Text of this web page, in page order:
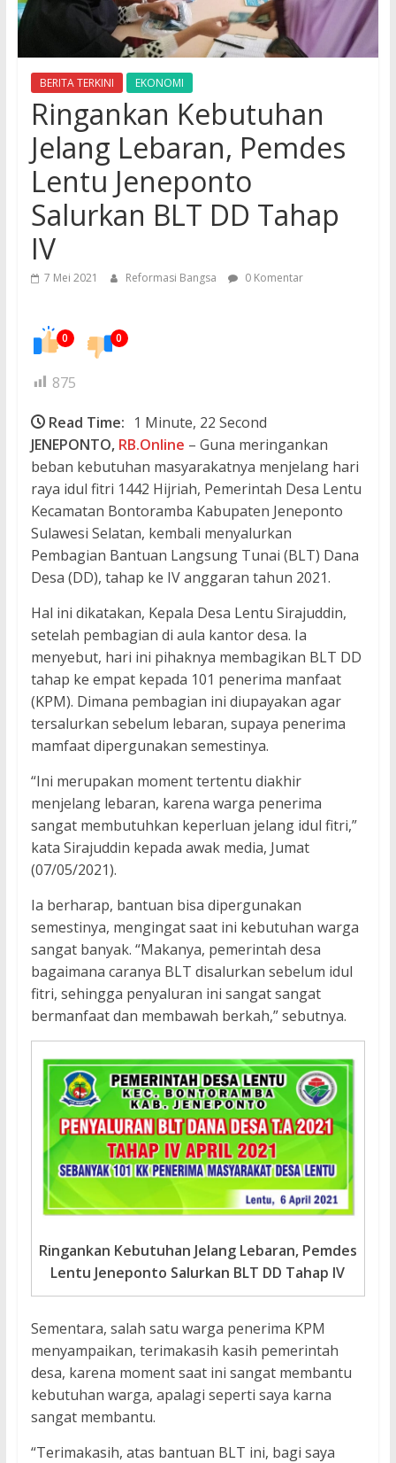
BERITA TERKINI EKONOMI
Ringankan Kebutuhan
Jelang Lebaran, Pemdes
Lentu Jeneponto
Salurkan BLT DD Tahap
IV
7 Mei 2021 Reformasi Bangsa 0 Komentar
0 0
875
Read Time: 1 Minute, 22 Second
JENEPONTO, RB.Online – Guna meringankan
beban kebutuhan masyarakatnya menjelang hari
raya idul fitri 1442 Hijriah, Pemerintah Desa Lentu
Kecamatan Bontoramba Kabupaten Jeneponto
Sulawesi Selatan, kembali menyalurkan
Pembagian Bantuan Langsung Tunai (BLT) Dana
Desa (DD), tahap ke IV anggaran tahun 2021.
Hal ini dikatakan, Kepala Desa Lentu Sirajuddin,
setelah pembagian di aula kantor desa. Ia
menyebut, hari ini pihaknya membagikan BLT DD
tahap ke empat kepada 101 penerima manfaat
(KPM). Dimana pembagian ini diupayakan agar
tersalurkan sebelum lebaran, supaya penerima
mamfaat dipergunakan semestinya.
“Ini merupakan moment tertentu diakhir
menjelang lebaran, karena warga penerima
sangat membutuhkan keperluan jelang idul fitri,”
kata Sirajuddin kepada awak media, Jumat
(07/05/2021).
Ia berharap, bantuan bisa dipergunakan
semestinya, mengingat saat ini kebutuhan warga
sangat banyak. “Makanya, pemerintah desa
bagaimana caranya BLT disalurkan sebelum idul
fitri, sehingga penyaluran ini sangat sangat
bermanfaat dan membawah berkah,” sebutnya.
Ringankan Kebutuhan Jelang Lebaran, Pemdes
Lentu Jeneponto Salurkan BLT DD Tahap IV
Sementara, salah satu warga penerima KPM
menyampaikan, terimakasih kasih pemerintah
desa, karena moment saat ini sangat membantu
kebutuhan warga, apalagi seperti saya karna
sangat membantu.
“Terimakasih, atas bantuan BLT ini, bagi saya